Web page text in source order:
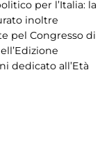
per l’Italia: la
inoltre
pel Congresso di
dedicato all’Età